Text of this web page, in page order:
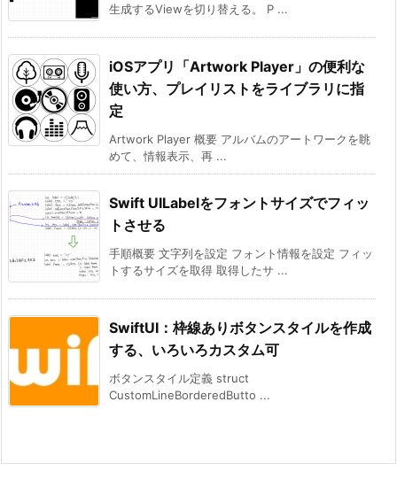
生成するViewを切り替える。 P ...
iOSアプリ「Artwork Player」の便利な
使い方、プレイリストをライブラリに指
定
Artwork Player 概要 アルバムのアートワークを眺
めて、情報表示、再 ...
Swift UILabelをフォントサイズでフィッ
トさせる
手順概要 文字列を設定 フォント情報を設定 フィッ
トするサイズを取得 取得したサ ...
SwiftUI：枠線ありボタンスタイルを作成
する、いろいろカスタム可
ボタンスタイル定義 struct
CustomLineBorderedButto ...